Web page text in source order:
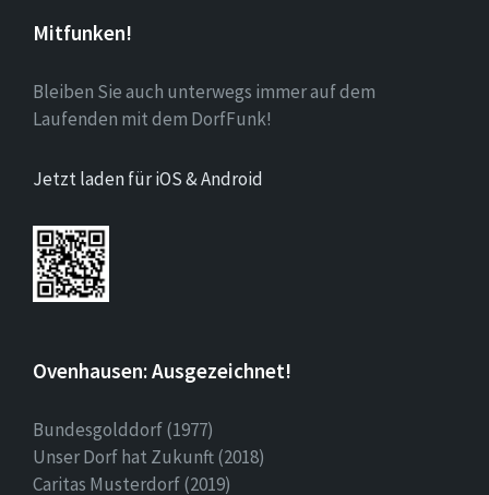
Mitfunken!
Bleiben Sie auch unterwegs immer auf dem
Laufenden mit dem DorfFunk!
Jetzt laden für iOS & Android
Ovenhausen: Ausgezeichnet!
Bundesgolddorf (1977)
Unser Dorf hat Zukunft (2018)
Caritas Musterdorf (2019)